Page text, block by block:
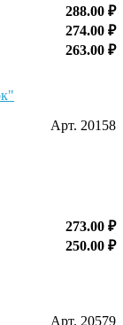
288.00 ₽
274.00 ₽
263.00 ₽
Арт. 20158
273.00 ₽
250.00 ₽
Арт. 20579